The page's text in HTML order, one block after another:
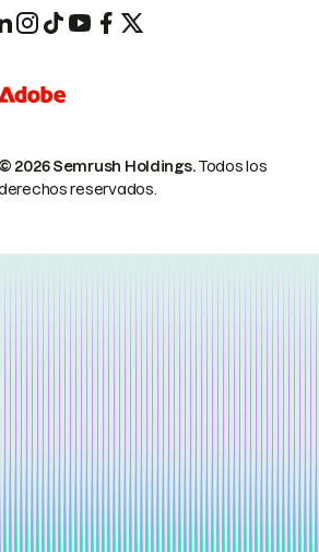
© 2026 Semrush Holdings.Todos los
reservados.